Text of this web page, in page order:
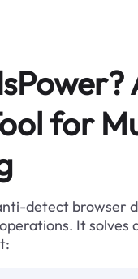
for
detect browser
It solves